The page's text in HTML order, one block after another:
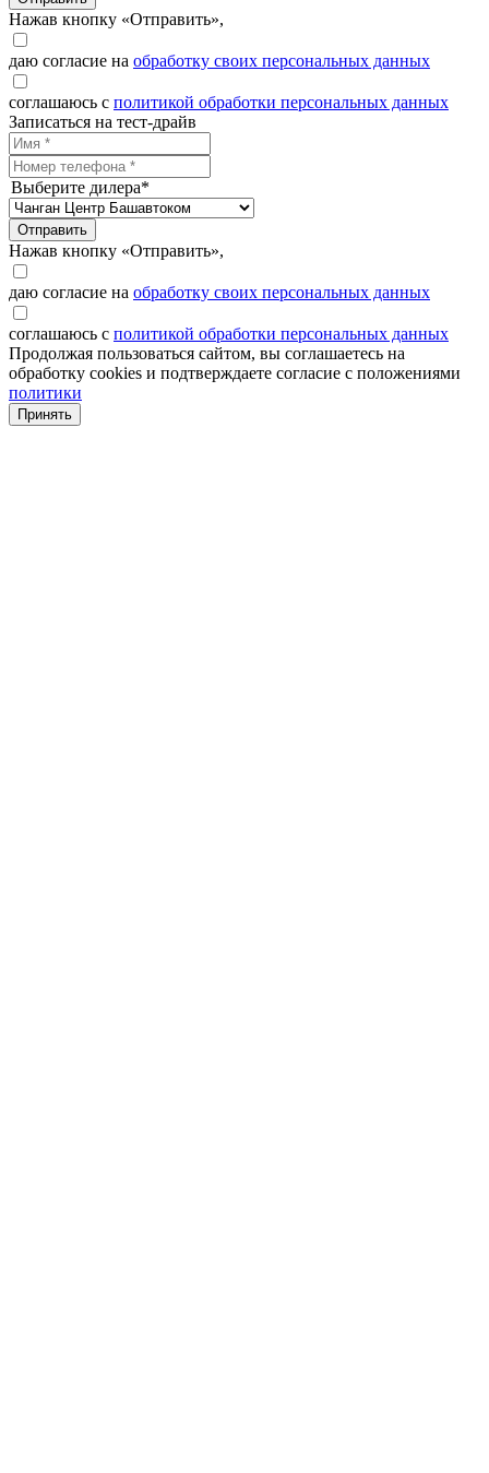
Нажав кнопку «Отправить»,
даю согласие на обработку своих персональных данных
соглашаюсь с политикой обработки персональных данных
Записаться на тест-драйв
Выберите дилера*
Отправить
Нажав кнопку «Отправить»,
даю согласие на обработку своих персональных данных
соглашаюсь с политикой обработки персональных данных
Продолжая пользоваться сайтом, вы соглашаетесь на
обработку cookies и подтверждаете согласие с положениями
политики
Принять